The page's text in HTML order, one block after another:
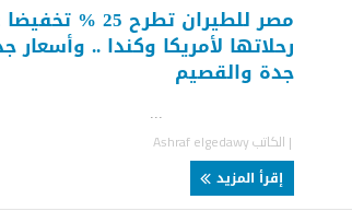
مصر للطيران تطرح 25 % تخفيضا على
رحلاتها لأمريكا وكندا .. وأسعار جديدة من
جدة والقصيم
Ashraf elgedawy